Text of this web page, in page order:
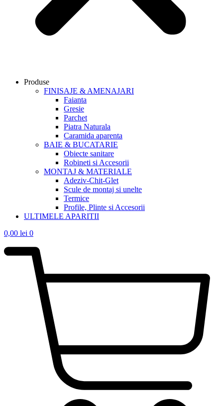
Produse
FINISAJE & AMENAJARI
Faianta
Gresie
Parchet
Piatra Naturala
Caramida aparenta
BAIE & BUCATARIE
Obiecte sanitare
Robineti si Accesorii
MONTAJ & MATERIALE
Adeziv-Chit-Glet
Scule de montaj si unelte
Termice
Profile, Plinte si Accesorii
ULTIMELE APARITII
0,00 lei 0